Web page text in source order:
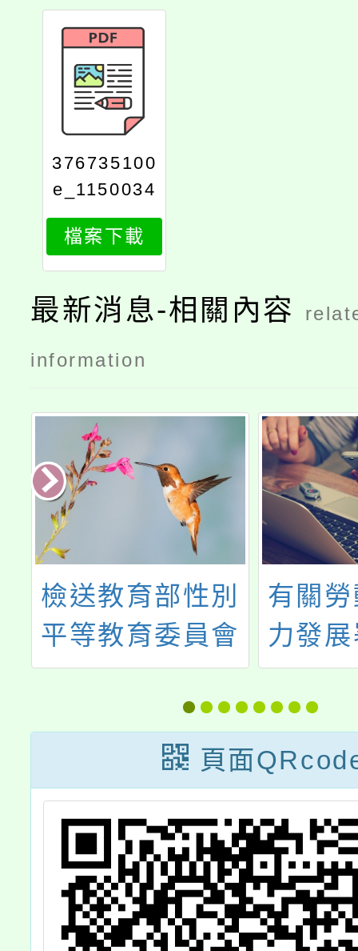
376735100
e_1150034
739_attach
1
檔案下載
最新消息-相關內容
information
檢送教育部性別
平等教育委員會
(下稱性平會)受
理學生提案流程
圖及提案單各1
份
有關
力發
發展
灣就
詐騙
件冒
協助
頁面